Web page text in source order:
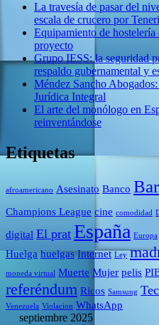
La travesía de pasar del
escala de crucero por
Equipamiento de hostelería
proyecto
Grupo IESS: la seguridad
respaldo gubernamental y
Méndez Sancho
Jurídica Integral
El arte del monólogo en
reinventándose
Etiquetas
afroamericano Asesinato Banco
Champions League cine comodidad
digital El prat España Europa
Huelga huelgas Internet Ley
moneda virtual Muerte Mujer pelis
referéndum Ricos Samsung
Venezuela Violacion WhatsApp
septiembre 2025